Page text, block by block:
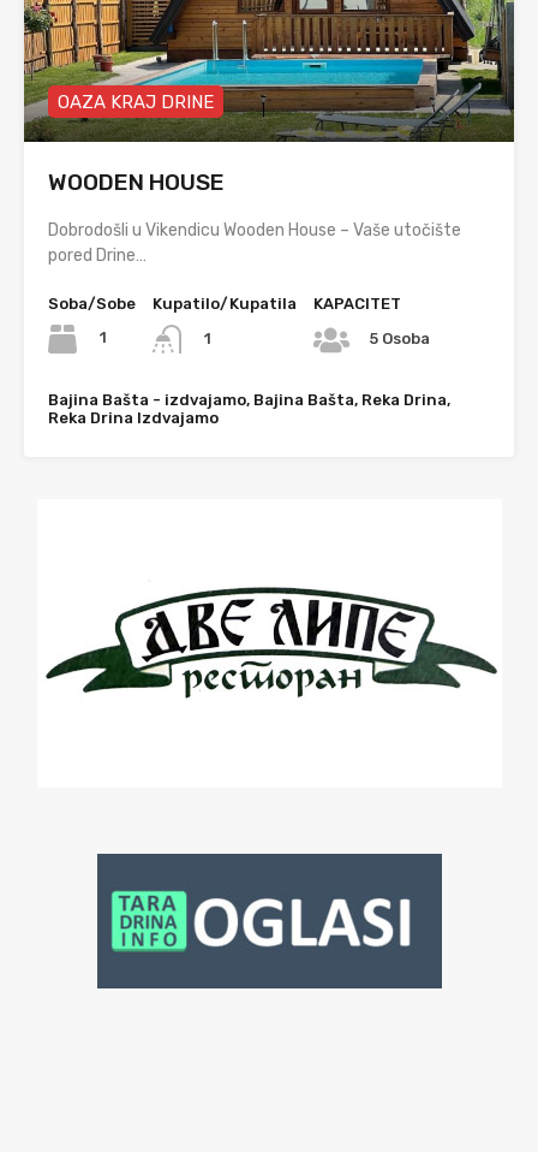
OAZA KRAJ DRINE
WOODEN HOUSE
Dobrodošli u Vikendicu Wooden House – Vaše utočište
pored Drine…
Soba/Sobe
1
Kupatilo/Kupatila
1
KAPACITET
5 Osoba
Bajina Bašta - izdvajamo, Bajina Bašta, Reka Drina,
Reka Drina Izdvajamo